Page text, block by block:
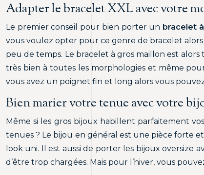
Adapter le bracelet XXL avec votre
Le premier conseil pour bien porter un bracelet
vous voulez opter pour ce genre de bracelet
peu de temps. Le bracelet à gros maillon est
très bien à toutes les morphologies et même
vous avez un poignet fin et long alors vous
Bien marier votre tenue avec votre
Même si les gros bijoux habillent parfaitement
tenues ? Le bijou en général est une pièce forte
look uni. Il est aussi de porter les bijoux oversize
d’être trop chargées. Mais pour l’hiver, vous